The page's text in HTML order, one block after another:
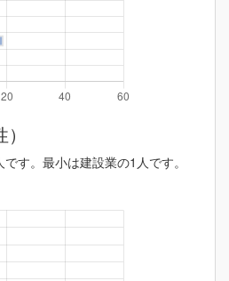
す。最小は建設業の1人です。